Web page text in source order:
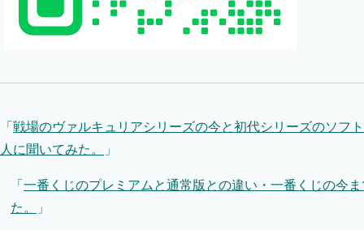
「 戦場のヴァルキュリアシリーズの今と初代シリーズのソフ
人に聞いてみた。
」
「 一番くじのプレミアムと通常版との違い・一番くじの今
た。
」